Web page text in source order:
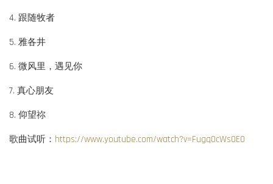
4. 跟随牧者
5. 雅各井
6. 微风里，遇见你
7. 真心朋友
8. 仰望祢
歌曲试听： https://www.youtube.com/watch?v=Fugq0cWsOE0